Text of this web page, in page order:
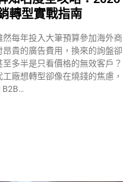
轉型實戰指南
每年投入大筆預算參加海外商
昂貴的廣告費用，換來的詢盤卻
多半是只看價格的無效客戶？
廠想轉型卻像在燒錢的焦慮，
B2B…